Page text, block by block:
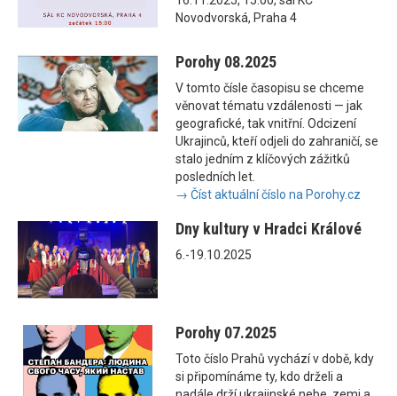
Novodvorská, Praha 4
Porohy 08.2025
V tomto čísle časopisu se chceme
věnovat tématu vzdálenosti — jak
geografické, tak vnitřní. Odcizení
Ukrajinců, kteří odjeli do zahraničí, se
stalo jedním z klíčových zážitků
posledních let.
→ Číst aktuální číslo na Porohy.cz
Dny kultury v Hradci Králové
6.-19.10.2025
Porohy 07.2025
Toto číslo Prahů vychází v době, kdy
si připomínáme ty, kdo drželi a